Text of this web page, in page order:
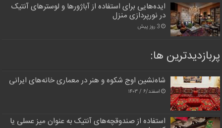
ایده‌هایی برای استفاده از آباژورها و لوسترهای آنتیک
در نورپردازی منزل
3 روز پیش
پربازدیدترین‌ ها:
شاه‌نشین اوج شکوه و هنر در معماری خانه‌های ایرانی
اسفند/۶ / ۱۴۰۳
استفاده از صندوقچه‌های آنتیک به عنوان میز عسلی یا